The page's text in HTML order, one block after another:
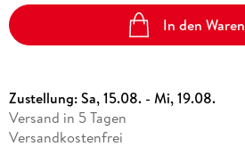
In den
Zustellung:Sa, 15.08. - Mi, 19.08.
Versand in 5 Tagen
Versandkostenfrei